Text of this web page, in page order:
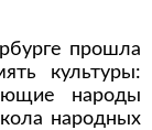
прошла
культуры:
народы
народных